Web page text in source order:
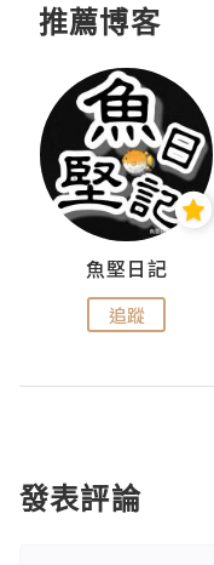
推薦博客
魚堅日記
追蹤
發表評論